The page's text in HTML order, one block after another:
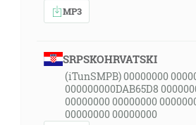
MP3
SRPSKOHRVATSKI
(iTunSMPB) 00000000
000000000DAB65D8
00000000 00000000
00000000 00000000